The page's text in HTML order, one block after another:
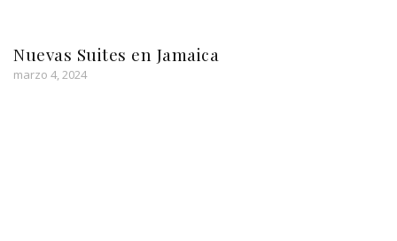
Nuevas Suites en Jamaica
marzo 4, 2024